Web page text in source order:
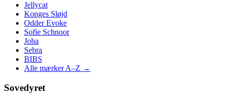
Jellycat
Konges Sløjd
Odder Evoke
Sofie Schnoor
Joha
Sebra
BIBS
Alle mærker A–Z →
Sovedyret